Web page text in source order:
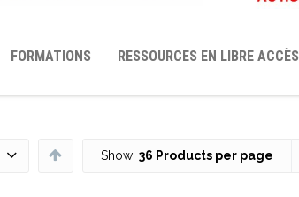
FORMATIONS RESSOURCES EN LIBRE ACCÈS
Show: 36 Products per page